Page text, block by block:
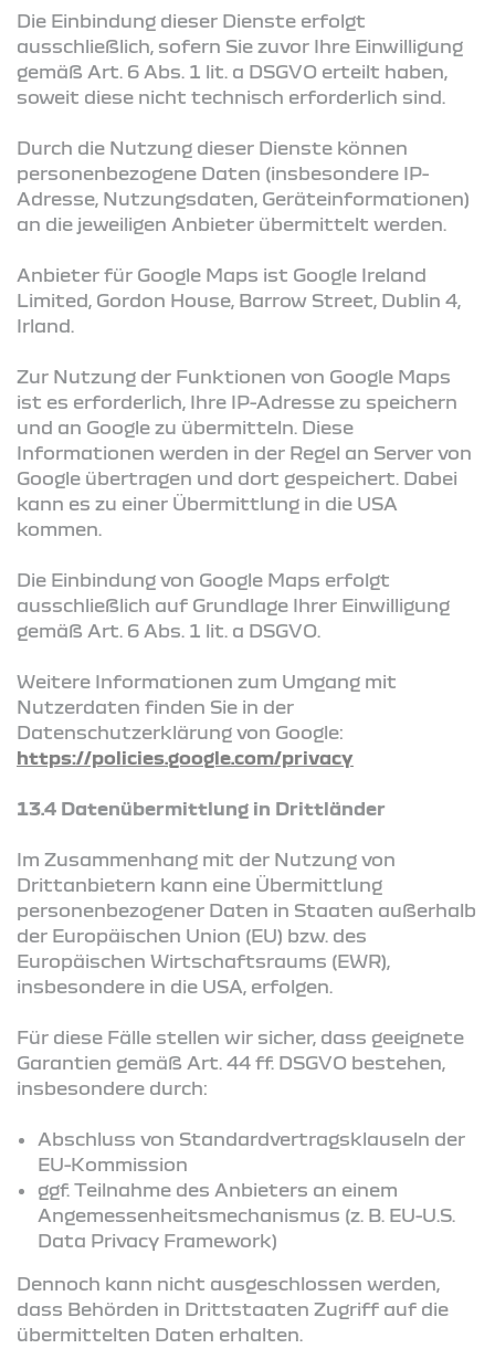
Die Einbindung dieser Dienste erfolgt
ausschließlich, sofern Sie zuvor Ihre Einwilligung
gemäß Art. 6 Abs. 1 lit. a DSGVO erteilt haben,
soweit diese nicht technisch erforderlich sind.
Durch die Nutzung dieser Dienste können
personenbezogene Daten (insbesondere IP-
Adresse, Nutzungsdaten, Geräteinformationen)
an die jeweiligen Anbieter übermittelt werden.
Anbieter für Google Maps ist Google Ireland
Limited, Gordon House, Barrow Street, Dublin 4,
Irland.
Zur Nutzung der Funktionen von Google Maps
ist es erforderlich, Ihre IP-Adresse zu speichern
und an Google zu übermitteln. Diese
Informationen werden in der Regel an Server von
Google übertragen und dort gespeichert. Dabei
kann es zu einer Übermittlung in die USA
kommen.
Die Einbindung von Google Maps erfolgt
ausschließlich auf Grundlage Ihrer Einwilligung
gemäß Art. 6 Abs. 1 lit. a DSGVO.
Weitere Informationen zum Umgang mit
Nutzerdaten finden Sie in der
Datenschutzerklärung von Google:
https://policies.google.com/privacy
13.4 Datenübermittlung in Drittländer
Im Zusammenhang mit der Nutzung von
Drittanbietern kann eine Übermittlung
personenbezogener Daten in Staaten außerhalb
der Europäischen Union (EU) bzw. des
Europäischen Wirtschaftsraums (EWR),
insbesondere in die USA, erfolgen.
Für diese Fälle stellen wir sicher, dass geeignete
Garantien gemäß Art. 44 ff. DSGVO bestehen,
insbesondere durch:
Abschluss von Standardvertragsklauseln der
EU-Kommission
ggf. Teilnahme des Anbieters an einem
Angemessenheitsmechanismus (z. B. EU-U.S.
Data Privacy Framework)
Dennoch kann nicht ausgeschlossen werden,
dass Behörden in Drittstaaten Zugriff auf die
übermittelten Daten erhalten.